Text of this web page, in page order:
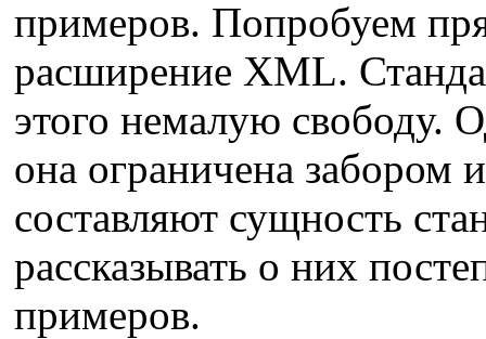
примеров. Попробуем
расширение XML.
этого немалую свободу.
она ограничена забором
составляют сущность
рассказывать о них
примеров.